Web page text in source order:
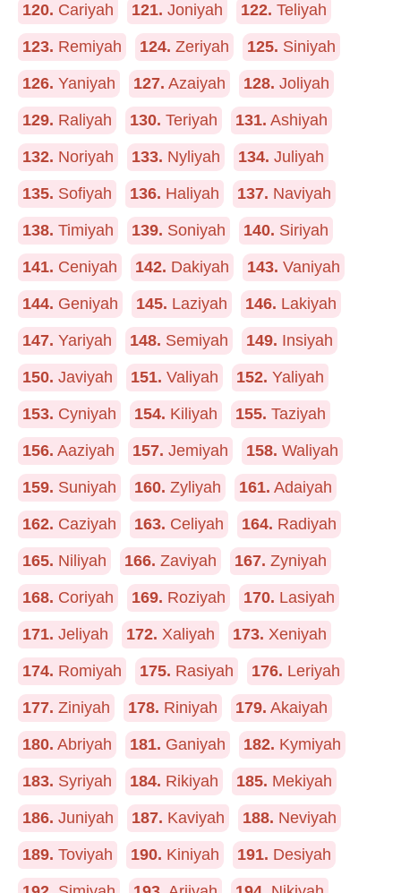
120. Cariyah 121. Joniyah 122. Teliyah
123. Remiyah 124. Zeriyah 125. Siniyah
126. Yaniyah 127. Azaiyah 128. Joliyah
129. Raliyah 130. Teriyah 131. Ashiyah
132. Noriyah 133. Nyliyah 134. Juliyah
135. Sofiyah 136. Haliyah 137. Naviyah
138. Timiyah 139. Soniyah 140. Siriyah
141. Ceniyah 142. Dakiyah 143. Vaniyah
144. Geniyah 145. Laziyah 146. Lakiyah
147. Yariyah 148. Semiyah 149. Insiyah
150. Javiyah 151. Valiyah 152. Yaliyah
153. Cyniyah 154. Kiliyah 155. Taziyah
156. Aaziyah 157. Jemiyah 158. Waliyah
159. Suniyah 160. Zyliyah 161. Adaiyah
162. Caziyah 163. Celiyah 164. Radiyah
165. Niliyah 166. Zaviyah 167. Zyniyah
168. Coriyah 169. Roziyah 170. Lasiyah
171. Jeliyah 172. Xaliyah 173. Xeniyah
174. Romiyah 175. Rasiyah 176. Leriyah
177. Ziniyah 178. Riniyah 179. Akaiyah
180. Abriyah 181. Ganiyah 182. Kymiyah
183. Syriyah 184. Rikiyah 185. Mekiyah
186. Juniyah 187. Kaviyah 188. Neviyah
189. Toviyah 190. Kiniyah 191. Desiyah